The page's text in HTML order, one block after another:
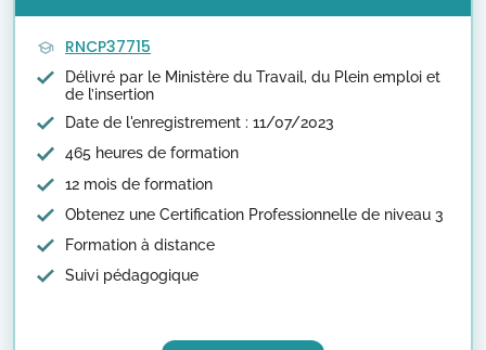
RNCP37715
Délivré par le Ministère du Travail, du Plein emploi et
de l’insertion
Date de l'enregistrement : 11/07/2023
465 heures de formation
12 mois de formation
Obtenez une Certification Professionnelle de niveau 3
Formation à distance
Suivi pédagogique